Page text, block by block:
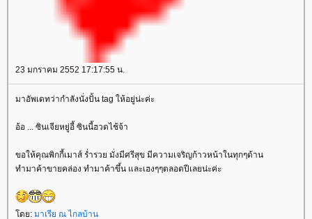
23 มกราคม 2552 17:17:55 น.
มาอัพเดทว่ากำลังนั่งปั้น tag ให้อยู่น่ะค่ะ
อ้อ ... ซินเจียหยู่อี้ ซินนี้ฮวดไช้จ้า
ขอให้คุณพิกกี้เมาส์ ร่ำรวย มั่งมีศรีสุข มีความเจริญก้าวหน้าในทุกๆด้าน
ทำมาค้าขายคล่อง ทำมาค้าขึ้น และเฮงๆๆตลอดปีเลยน่ะค่ะ
โดย: มาเรีย ณ ไกลบ้าน